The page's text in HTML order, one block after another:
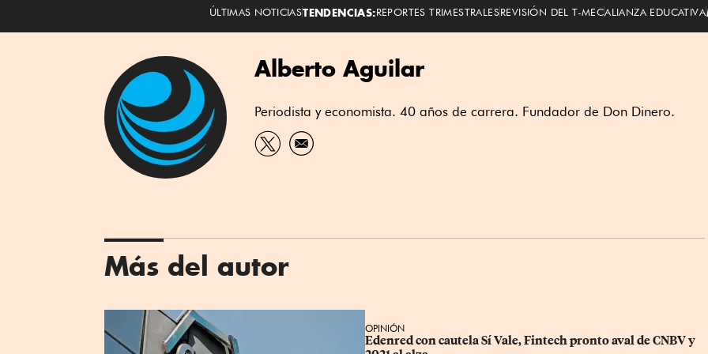
ÚLTIMAS NOTICIASTENDENCIAS:REPORTES TRIMESTRALESREVISIÓN DEL T-MECALIANZA EDUCATIVA
Alberto Aguilar
Periodista y economista. 40 años de carrera. Fundador de Don Dinero.
Más del autor
OPINIÓN
Edenred con cautela Sí Vale, Fintech pronto aval de CNBV y